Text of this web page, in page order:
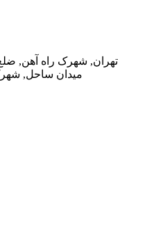
تهران, شهرک راه آهن,
میدان ساحل,